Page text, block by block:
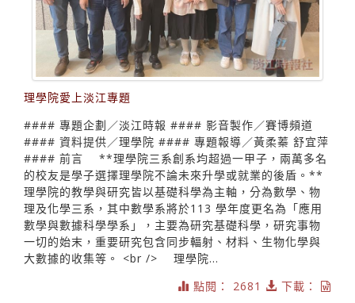
理學院愛上淡江專題
#### 專題企劃／淡江時報 #### 影音製作／賽博頻道
#### 資料提供／理學院 #### 專題報導／黃柔蓁 舒宜萍
#### 前言 **理學院三系創系均超過一甲子，兩萬多名
的校友是學子選擇理學院不論未來升學或就業的後盾。**
理學院的教學與研究皆以基礎科學為主軸，分為數學、物
理及化學三系，其中數學系將於113 學年度更名為「應用
數學與數據科學學系」，主要為研究基礎科學，研究事物
一切的始末，重要研究包含同步輻射、材料、生物化學與
大數據的收集等。 <br /> 理學院...
點閱： 2681
下載：